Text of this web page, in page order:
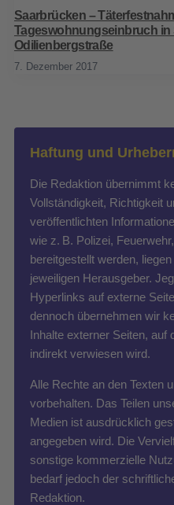
Saarbrücken –
Tageswohnungseinbruch
Odilienbergstraße
7. Dezember 2017
Haftung und
Die Redaktion übernimmt
Vollständigkeit, Richtigkeit
veröffentlichten
wie z. B. Polizei,
bereitgestellt werden,
jeweiligen Herausgeber.
Hyperlinks auf externe
dennoch übernehmen wir
Inhalte externer Seiten, auf
indirekt verwiesen wird.
Alle Rechte an den Texten
vorbehalten. Das Teilen
Medien ist ausdrücklich
angegeben wird. Die
sonstige kommerzielle
bedarf jedoch der
Redaktion.